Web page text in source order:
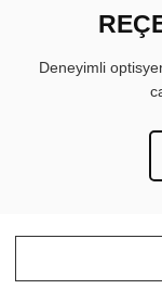
Deneyimli